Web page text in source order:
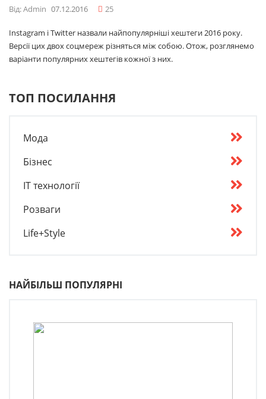
Від: Admin 07.12.2016 25
Instagram і Twitter назвали найпопулярніші хештеги 2016 року.
Версії цих двох соцмереж різняться між собою. Отож, розглянемо
варіанти популярних хештегів кожної з них.
ТОП ПОСИЛАННЯ
Мода
Бізнес
IT технології
Розваги
Life+Style
НАЙБІЛЬШ ПОПУЛЯРНІ